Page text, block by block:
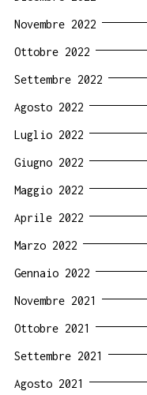
Novembre 2022
Ottobre 2022
Settembre 2022
Agosto 2022
Luglio 2022
Giugno 2022
Maggio 2022
Aprile 2022
Marzo 2022
Gennaio 2022
Novembre 2021
Ottobre 2021
Settembre 2021
Agosto 2021